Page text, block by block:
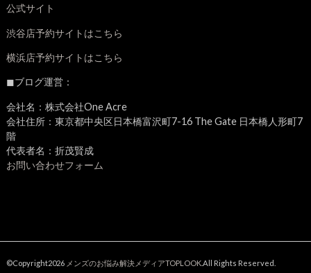
公式サイト
渋谷店予約サイトはこちら
横浜店予約サイトはこちら
◼︎ブログ運営：
会社名：株式会社One Acre
会社住所：東京都中央区日本橋富沢町7-16 The Gate 日本橋人形町7
階
代表者名：折茂賢成
お問い合わせフォーム
©Copyright2026 メンズのお悩み解決メディアTOPLOOK.All Rights Reserved.